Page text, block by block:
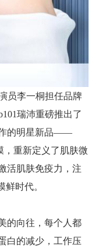
员李一桐担任品牌
瑞沛重磅推出了
作的明星新品——
，重新定义了肌肤微
活肌肤免疫力，注
鲜时代。
的向往，每个人都
白的减少，工作压